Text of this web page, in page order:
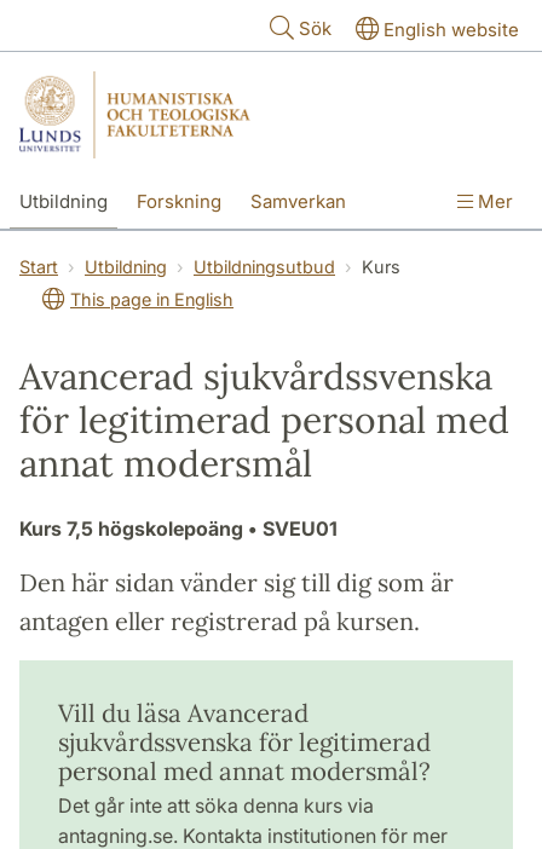
Sök English website
Utbildning Forskning Samverkan Mer
Start Utbildning Utbildningsutbud
Kurs
This page in English
Avancerad sjukvårdssvenska
för legitimerad personal med
annat modersmål
Kurs 7,5 högskolepoäng • SVEU01
Den här sidan vänder sig till dig som är
antagen eller registrerad på kursen.
Vill du läsa Avancerad
sjukvårdssvenska för legitimerad
personal med annat modersmål?
Det går inte att söka denna kurs via
antagning.se. Kontakta institutionen för mer